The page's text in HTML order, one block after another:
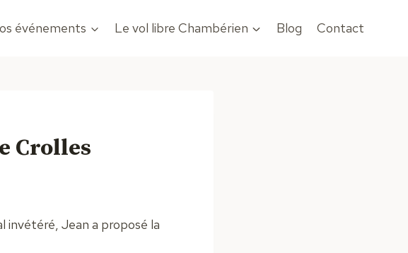
événements Le vol libre Chambérien Blog Contact
Crolles
Jean a proposé la